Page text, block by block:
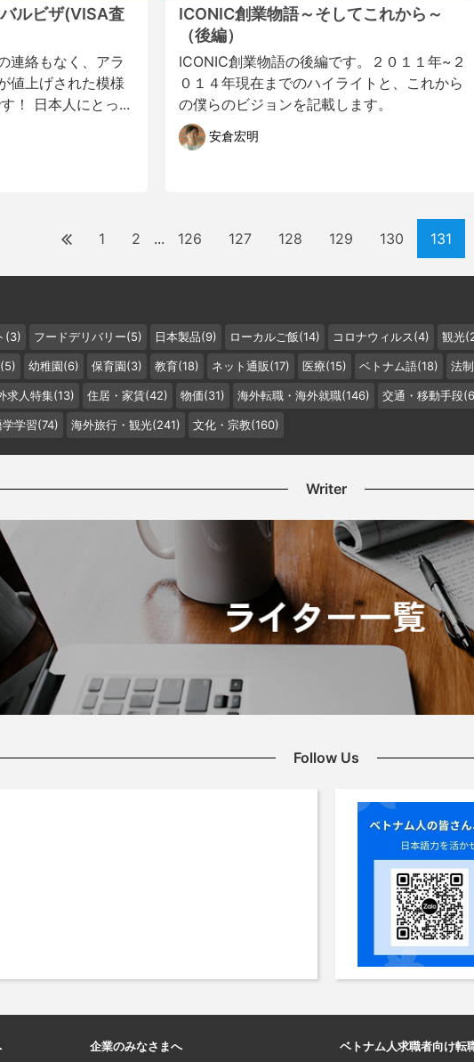
ルビザ(VISA査
連絡もなく、アラ
値上げされた模様
！ 日本人にとっ...
ICONIC創業物語～そしてこれから～
（後編）
ICONIC創業物語の後編です。２０１１年~２
０１４年現在までのハイライトと、これから
の僕らのビジョンを記載します。
安倉宏明
1 2 126 127 128 129 130 131
(3) フードデリバリー(5) 日本製品(9) ローカルご飯(14) コロナウィルス(4) 観光
幼稚園(6) 保育園(3) 教育(18) ネット通販(17) 医療(15) ベトナム語(18) 法
求人特集(13) 住居・家賃(42) 物価(31) 海外転職・海外就職(146) 交通・移動手段
学学習(74) 海外旅行・観光(241) 文化・宗教(160)
Writer
Follow Us
企業のみなさまへ ベトナム人求職者向け転